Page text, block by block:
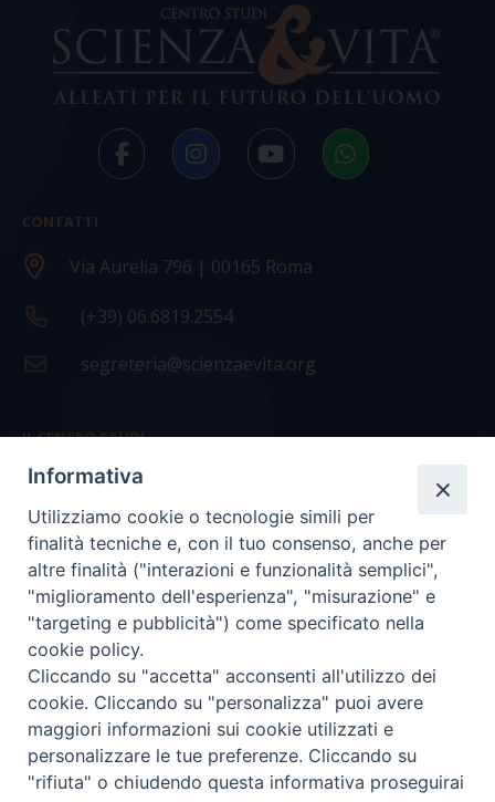
CONTATTI
Via Aurelia 796 | 00165 Roma
(+39) 06.6819.2554
segreteria@scienzaevita.org
IL CENTRO STUDI
La nostra storia
Statuto
Presidenza e ufficio presidenza
Consiglio scientifico
Coordinamento nazionale
COPYRIGHT Scienza & Vita - C.F96600690588- Tutti i
Informativa
Utilizziamo cookie o tecnologie simili per
finalità tecniche e, con il tuo consenso, anche per
altre finalità ("interazioni e funzionalità semplici",
"miglioramento dell'esperienza", "misurazione" e
"targeting e pubblicità") come specificato nella
cookie policy.
Cliccando su "accetta" acconsenti all'utilizzo dei
cookie. Cliccando su "personalizza" puoi avere
maggiori informazioni sui cookie utilizzati e
personalizzare le tue preferenze. Cliccando su
"rifiuta" o chiudendo questa informativa proseguirai